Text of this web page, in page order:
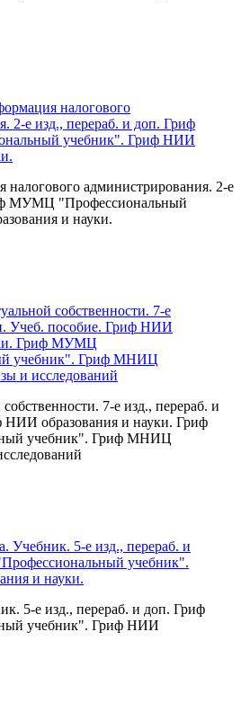
налогового администрирования. 2-е
МУМЦ "Профессиональный
и науки.
7-е изд., перераб. и
НИИ образования и науки. Гриф
учебник". Гриф МНИЦ
5-е изд., перераб. и доп. Гриф
учебник". Гриф НИИ